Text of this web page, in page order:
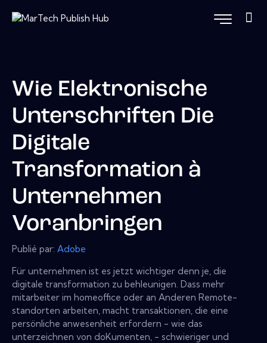
Wie Elektronische
Unterschriften Die
Digitale
Transformation à
Unternehmen
Voranbringen
Publié par: Adobe
Für unternehmen ist es jetzt wichtiger denn je, die
digitale transformation zu behleunigen. Dass mehr
mitarbeiter im homeoffice oder an Anderen Remote-
standorten arbeiten, macht transaktionen, die eine
persönliche anwesenheit erfordern - wie das
unterzeichnen von doKumenten, - schwieriger und